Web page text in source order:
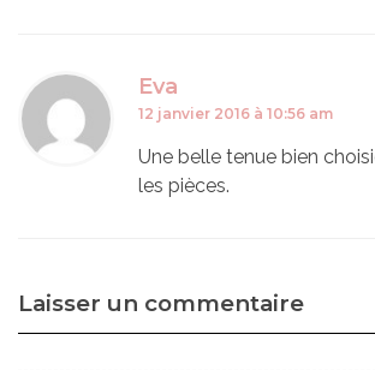
Eva
12 janvier 2016 à 10:56 am
Une belle tenue bien
les pièces.
Laisser un commentaire